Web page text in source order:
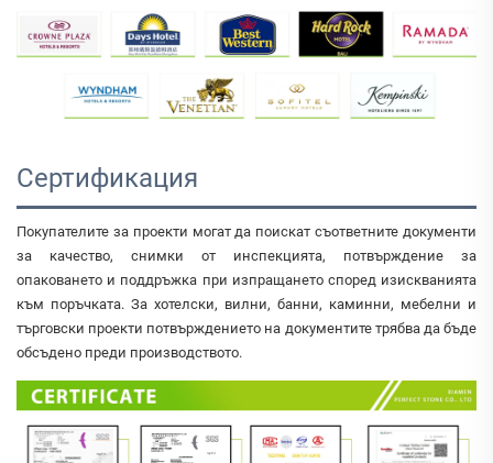
Сертификация
Покупателите за проекти могат да поискат съответните документи
за качество, снимки от инспекцията, потвърждение за
опаковането и поддръжка при изпращането според изискванията
към поръчката. За хотелски, вилни, банни, каминни, мебелни и
търговски проекти потвърждението на документите трябва да бъде
обсъдено преди производството.